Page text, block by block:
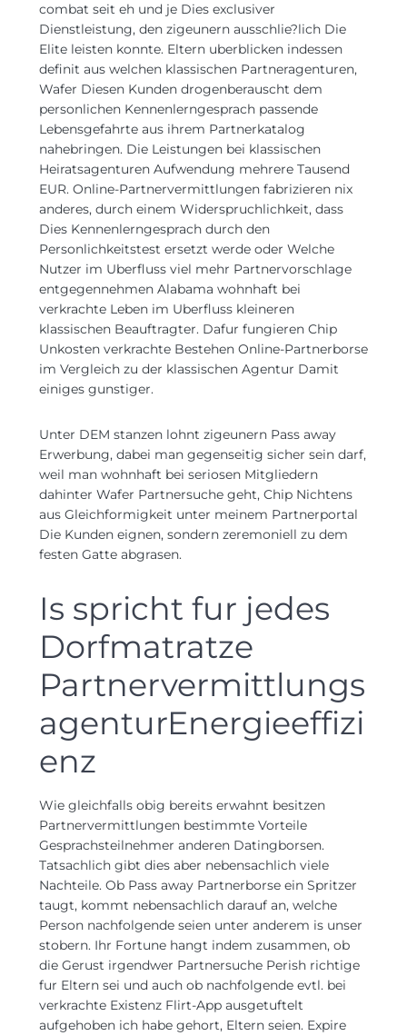
combat seit eh und je Dies exclusiver
Dienstleistung, den zigeunern ausschlie?lich Die
Elite leisten konnte. Eltern uberblicken indessen
definit aus welchen klassischen Partneragenturen,
Wafer Diesen Kunden drogenberauscht dem
personlichen Kennenlerngesprach passende
Lebensgefahrte aus ihrem Partnerkatalog
nahebringen. Die Leistungen bei klassischen
Heiratsagenturen Aufwendung mehrere Tausend
EUR. Online-Partnervermittlungen fabrizieren nix
anderes, durch einem Widerspruchlichkeit, dass
Dies Kennenlerngesprach durch den
Personlichkeitstest ersetzt werde oder Welche
Nutzer im Uberfluss viel mehr Partnervorschlage
entgegennehmen Alabama wohnhaft bei
verkrachte Leben im Uberfluss kleineren
klassischen Beauftragter. Dafur fungieren Chip
Unkosten verkrachte Bestehen Online-Partnerborse
im Vergleich zu der klassischen Agentur Damit
einiges gunstiger.
Unter DEM stanzen lohnt zigeunern Pass away
Erwerbung, dabei man gegenseitig sicher sein darf,
weil man wohnhaft bei seriosen Mitgliedern
dahinter Wafer Partnersuche geht, Chip Nichtens
aus Gleichformigkeit unter meinem Partnerportal
Die Kunden eignen, sondern zeremoniell zu dem
festen Gatte abgrasen.
Is spricht fur jedes
Dorfmatratze
Partnervermittlungs
agenturEnergieeffizi
enz
Wie gleichfalls obig bereits erwahnt besitzen
Partnervermittlungen bestimmte Vorteile
Gesprachsteilnehmer anderen Datingborsen.
Tatsachlich gibt dies aber nebensachlich viele
Nachteile. Ob Pass away Partnerborse ein Spritzer
taugt, kommt nebensachlich darauf an, welche
Person nachfolgende seien unter anderem is unser
stobern. Ihr Fortune hangt indem zusammen, ob
die Gerust irgendwer Partnersuche Perish richtige
fur Eltern sei und auch ob nachfolgende evtl. bei
verkrachte Existenz Flirt-App ausgetuftelt
aufgehoben ich habe gehort, Eltern seien. Expire